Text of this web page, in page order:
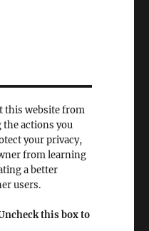
this website from
the actions you
your privacy,
from learning
a better
users.
this box to